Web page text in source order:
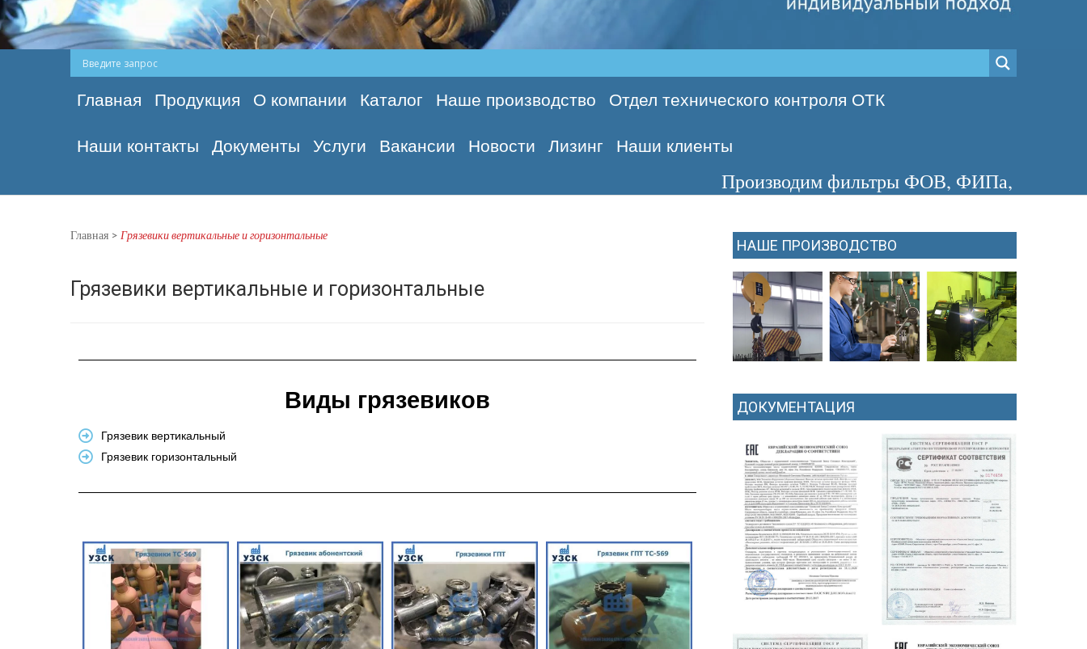
Главная Продукция О компании Каталог Наше производство Отдел технического контроля ОТК
Наши контакты Документы Услуги Вакансии Новости Лизинг Наши клиенты
Производим фильтры ФОВ, ФИПа, ФСУ, сосуды с
Главная > Грязевики вертикальные и горизонтальные
Грязевики вертикальные и горизонтальные
Виды грязевиков
Грязевик вертикальный
Грязевик горизонтальный
НАШЕ ПРОИЗВОДСТВО
ДОКУМЕНТАЦИЯ